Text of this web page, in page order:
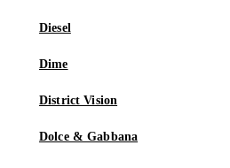
Diesel
Dime
District Vision
Dolce & Gabbana